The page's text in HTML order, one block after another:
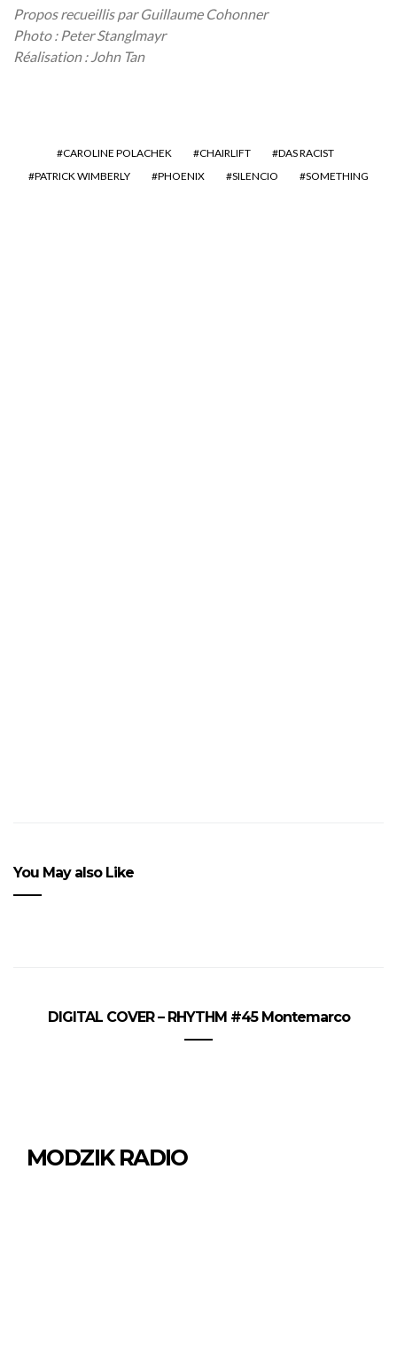
Propos recueillis par Guillaume Cohonner
Photo : Peter Stanglmayr
Réalisation : John Tan
CAROLINE POLACHEK CHAIRLIFT
DAS RACIST
PATRICK WIMBERLY
PHOENIX SILENCIO SOMETHING
You May also Like
DIGITAL COVER – RHYTHM #45 Montemarco
MODZIK RADIO